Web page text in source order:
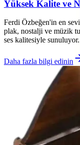
Yüksek Kalite ve
Ferdi Özbeğen'in en
plak, nostalji ve müzik
ses kalitesiyle sunuluyor.
Daha fazla bilgi edinin